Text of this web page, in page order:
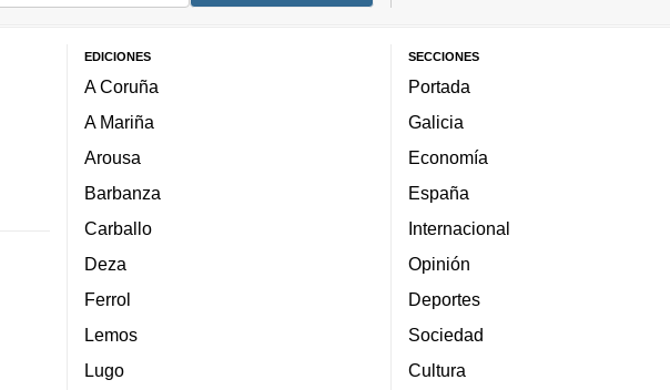
EDICIONES
A Coruña
A Mariña
Arousa
Barbanza
Carballo
Deza
Ferrol
Lemos
Lugo
SECCIONES
Portada
Galicia
Economía
España
Internacional
Opinión
Deportes
Sociedad
Cultura